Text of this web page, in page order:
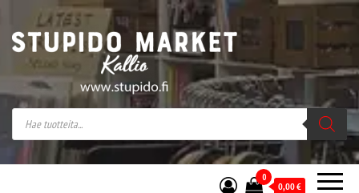
Stupido Market – verkossa ja kivijalassa
Stupido Market on vaihtoehtomusaan
erikoistunut verkko- sekä
kivijalkakauppa Helsingissä Kallion
sydämessä.
0
0,00€